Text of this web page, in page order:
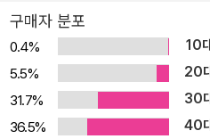
그림 사이로 도드라져 보이는 파란
는 고래를 따라 깊고 깊은 바다 속
시에서 맛보지 못한 깊고 푸른 바다
이를 바라보고 있습니다. 거대한 고
로 올라오니 어디선가 하나둘 고래
분수를 이고 있지요. 분수는 이제
구매자 분포
0.4% 10
5.5%
20
31.7%
30
36.5%
40